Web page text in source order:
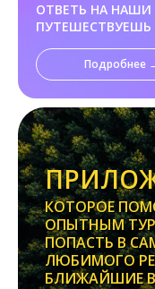
ОТВЕТЬ НА
Подробнее
КОТОРОЕ
ОПЫТНЫМ
ПОПАСТЬ В
ЛЮБИМОГО
БЛИЖАЙШИЕ